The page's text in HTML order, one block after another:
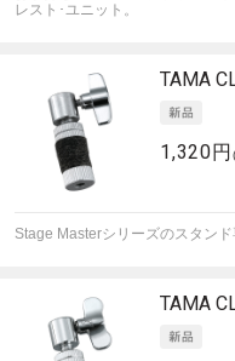
レスト･ユニット。
TAMA
1,320円
Stage Masterシリーズのスタン
TAMA